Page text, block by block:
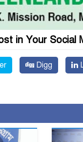
in Your Social
Digg